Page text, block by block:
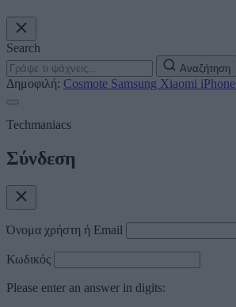
Search
Αναζήτηση
Δημοφιλή: Cosmote Samsung Xiaomi iPhone
Techmaniacs
Σύνδεση
Όνομα χρήστη ή Email
Κωδικός
Please enter an answer in digits: